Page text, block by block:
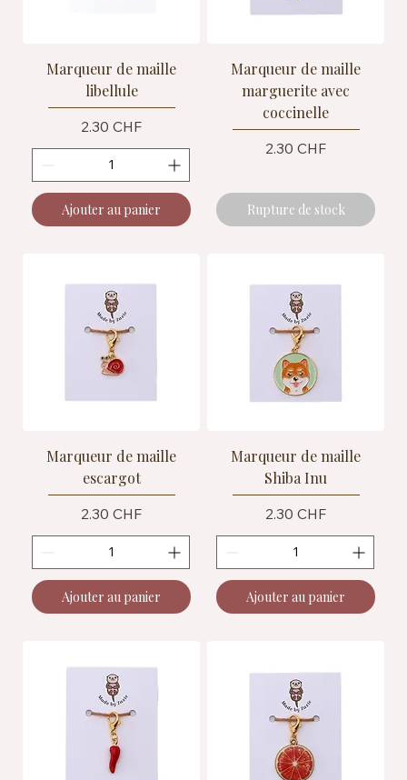
Marqueur de maille
libellule
Prix
2.30 CHF
Ajouter au panier
Marqueur de maille
marguerite avec
coccinelle
Prix
2.30 CHF
Rupture de stock
Marqueur de maille
escargot
Prix
2.30 CHF
Ajouter au panier
Marqueur de maille
Shiba Inu
Prix
2.30 CHF
Ajouter au panier